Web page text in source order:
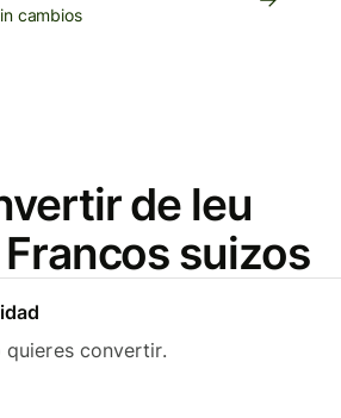
cambios
de leu
suizos
quieres convertir.